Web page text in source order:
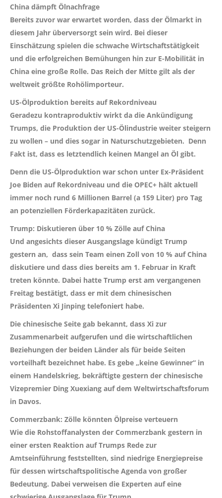
China dämpft Ölnachfrage
Bereits zuvor war erwartet worden, dass der Ölmarkt in
diesem Jahr überversorgt sein wird. Bei dieser
Einschätzung spielen die schwache Wirtschaftstätigkeit
und die erfolgreichen Bemühungen hin zur E-Mobilität in
China eine große Rolle. Das Reich der Mitte gilt als der
weltweit größte Rohölimporteur.
US-Ölproduktion bereits auf Rekordniveau
Geradezu kontraproduktiv wirkt da die Ankündigung
Trumps, die Produktion der US-Ölindustrie weiter steigern
zu wollen – und dies sogar in Naturschutzgebieten. Denn
Fakt ist, dass es letztendlich keinen Mangel an Öl gibt.
Denn die US-Ölproduktion war schon unter Ex-Präsident
Joe Biden auf Rekordniveau und die OPEC+ hält aktuell
immer noch rund 6 Millionen Barrel (a 159 Liter) pro Tag
an potenziellen Förderkapazitäten zurück.
Trump: Diskutieren über 10 % Zölle auf China
Und angesichts dieser Ausgangslage kündigt Trump
gestern an, dass sein Team einen Zoll von 10 % auf China
diskutiere und dass dies bereits am 1. Februar in Kraft
treten könnte. Dabei hatte Trump erst am vergangenen
Freitag bestätigt, dass er mit dem chinesischen
Präsidenten Xi Jinping telefoniert habe.
Die chinesische Seite gab bekannt, dass Xi zur
Zusammenarbeit aufgerufen und die wirtschaftlichen
Beziehungen der beiden Länder als für beide Seiten
vorteilhaft bezeichnet habe. Es gebe „keine Gewinner“ in
einem Handelskrieg, bekräftigte gestern der chinesische
Vizepremier Ding Xuexiang auf dem Weltwirtschaftsforum
in Davos.
Commerzbank: Zölle könnten Ölpreise verteuern
Wie die Rohstoffanalysten der Commerzbank gestern in
einer ersten Reaktion auf Trumps Rede zur
Amtseinführung feststellten, sind niedrige Energiepreise
für dessen wirtschaftspolitische Agenda von großer
Bedeutung. Dabei verweisen die Experten auf eine